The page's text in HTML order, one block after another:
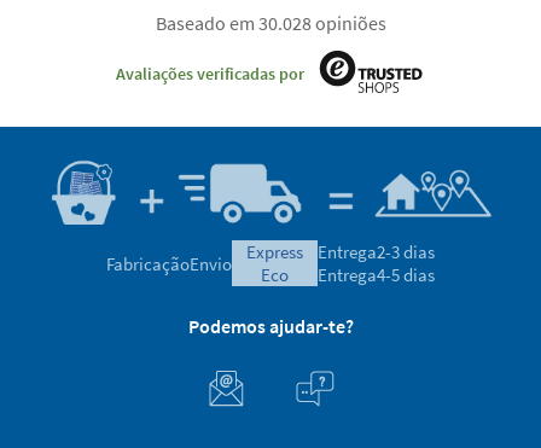
Baseado em 30.028 opiniões
Avaliações verificadas por
FabricaçãoEnvio
express
eco
Entrega2-3 dias
Entrega4-5 dias
Podemos ajudar-te?